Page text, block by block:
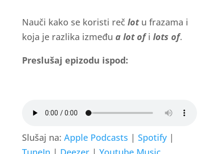
Nauči kako se koristi reč lotu frazama i
koja je razlika između a lot ofi lots of.
Preslušaj epizodu ispod:
Slušaj na: Apple Podcasts | Spotify|